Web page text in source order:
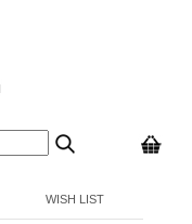
WISH LIST